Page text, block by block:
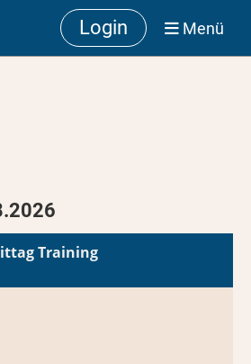
Login Menü
Training